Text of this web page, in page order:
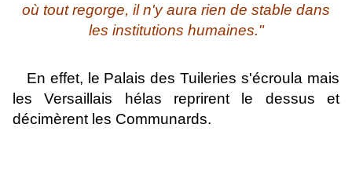
où tout regorge, il n'y aura rien de stable dans
les institutions humaines."
En effet, le Palais des Tuileries s'écroula mais
les Versaillais hélas reprirent le dessus et
décimèrent les Communards.